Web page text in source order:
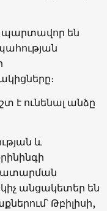
պարտավոր են
է ունենալ անձը
և
անցակետեր են
Թբիլիսի,